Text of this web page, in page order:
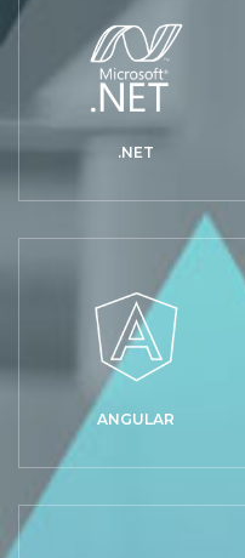
.NET
ANGULAR